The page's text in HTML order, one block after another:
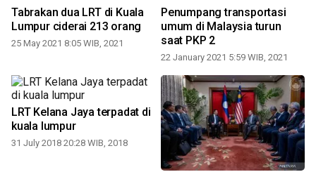
Tabrakan dua LRT di Kuala
Lumpur ciderai 213 orang
25 May 2021 8:05 WIB, 2021
Penumpang transportasi
umum di Malaysia turun
saat PKP 2
22 January 2021 5:59 WIB, 2021
LRT Kelana Jaya terpadat di
kuala lumpur
31 July 2018 20:28 WIB, 2018